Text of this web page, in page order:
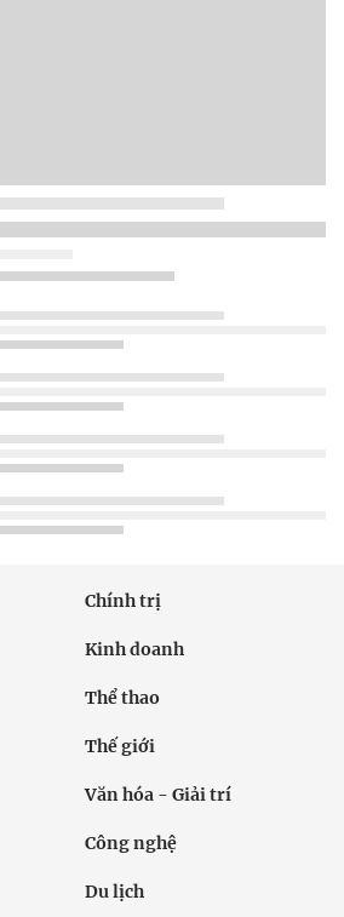
Chính trị
Kinh doanh
Thể thao
Thế giới
Văn hóa - Giải trí
Công nghệ
Du lịch